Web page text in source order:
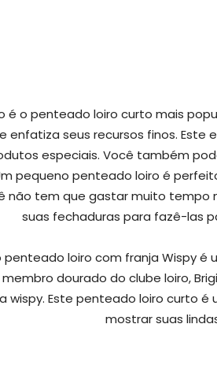
é o penteado loiro curto mais
enfatiza seus recursos finos.
especiais. Você também
pequeno penteado loiro é
não tem que gastar muito tempo
suas fechaduras para fazê-las
penteado loiro com franja Wispy
membro dourado do clube loiro,
wispy. Este penteado loiro curto
mostrar suas